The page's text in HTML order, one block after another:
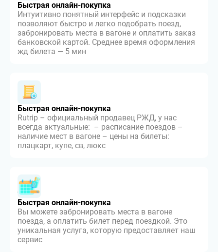
Быстрая онлайн-покупка
Интуитивно понятный интерфейс и подсказки
позволяют быстро и легко подобрать поезд,
забронировать места в вагоне и оплатить заказ
банковской картой. Среднее время оформления
жд билета — 5 мин
Быстрая онлайн-покупка
Rutrip – официальный продавец РЖД, у нас
всегда актуальные: – расписание поездов –
наличие мест в вагоне – цены на билеты:
плацкарт, купе, св, люкс
Быстрая онлайн-покупка
Вы можете забронировать места в вагоне
поезда, а оплатить билет перед поездкой. Это
уникальная услуга, которую предоставляет наш
сервис